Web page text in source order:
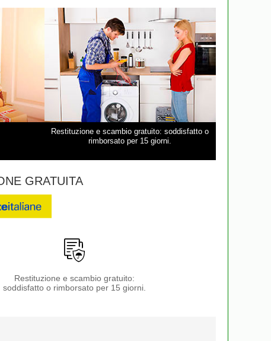
Restituzione e scambio gratuito: soddisfatto o
rimborsato per 15 giorni.
GRATUITA
Restituzione e scambio gratuito:
soddisfatto o rimborsato per 15 giorni.